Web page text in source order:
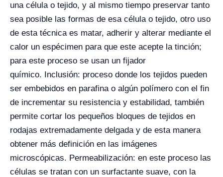
una célula o tejido, y al mismo tiempo preservar tanto
sea posible las formas de esa célula o tejido, otro uso
de esta técnica es matar, adherir y alterar mediante el
calor un espécimen para que este acepte la tinción;
para este proceso se usan un fijador
químico. Inclusión: proceso donde los tejidos pueden
ser embebidos en parafina o algún polímero con el fin
de incrementar su resistencia y estabilidad, también
permite cortar los pequeños bloques de tejidos en
rodajas extremadamente delgada y de esta manera
obtener más definición en las imágenes
microscópicas. Permeabilización: en este proceso las
células se tratan con un surfactante suave, con la